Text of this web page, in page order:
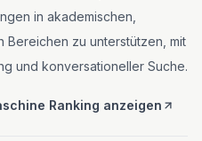
in akademischen,
zu unterstützen, mit
und konversationeller Suche.
Ranking anzeigen